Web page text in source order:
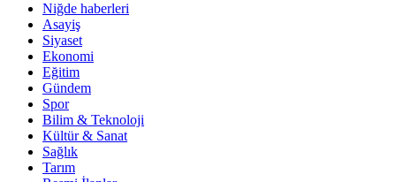
Niğde haberleri
Asayiş
Siyaset
Ekonomi
Eğitim
Gündem
Spor
Bilim & Teknoloji
Kültür & Sanat
Sağlık
Tarım